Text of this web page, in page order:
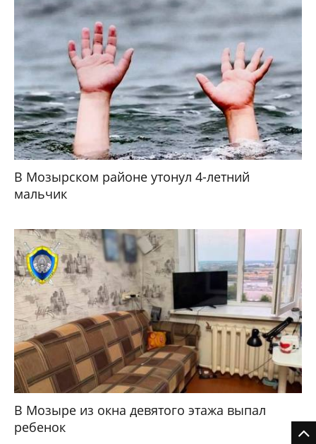
В Мозырском районе утонул 4-летний
мальчик
В Мозыре из окна девятого этажа выпал
ребенок